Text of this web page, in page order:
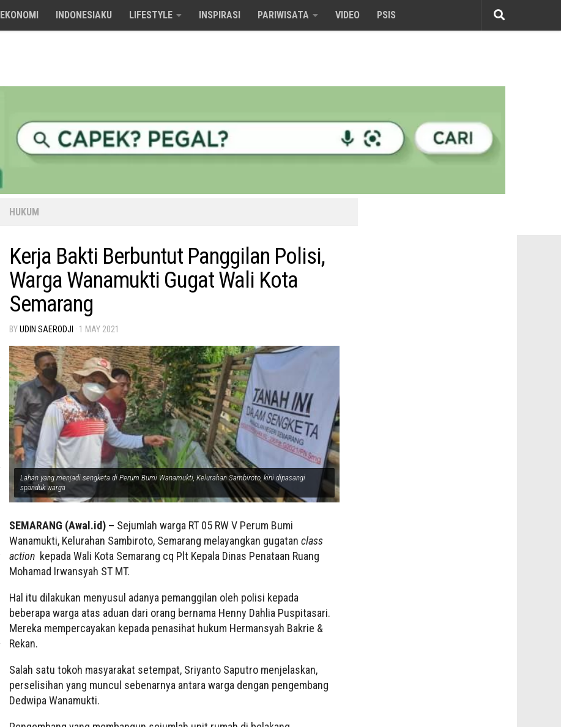
EKONOMI INDONESIAKU LIFESTYLE INSPIRASI PARIWISATA VIDEO PSIS
HUKUM
Kerja Bakti Berbuntut Panggilan Polisi,
Warga Wanamukti Gugat Wali Kota
Semarang
BYUDIN SAERODJI · 1 MAY 2021
Lahan yang menjadi sengketa di Perum Bumi Wanamukti, Kelurahan Sambiroto, kini dipasangi
spanduk warga
SEMARANG (Awal.id) – Sejumlah warga RT 05 RW V Perum Bumi
Wanamukti, Kelurahan Sambiroto, Semarang melayangkan gugatan class
action kepada Wali Kota Semarang cq Plt Kepala Dinas Penataan Ruang
Mohamad Irwansyah ST MT.
Hal itu dilakukan menyusul adanya pemanggilan oleh polisi kepada
beberapa warga atas aduan dari orang bernama Henny Dahlia Puspitasari.
Mereka mempercayakan kepada penasihat hukum Hermansyah Bakrie &
Rekan.
Salah satu tokoh masyarakat setempat, Sriyanto Saputro menjelaskan,
perselisihan yang muncul sebenarnya antara warga dengan pengembang
Dedwipa Wanamukti.